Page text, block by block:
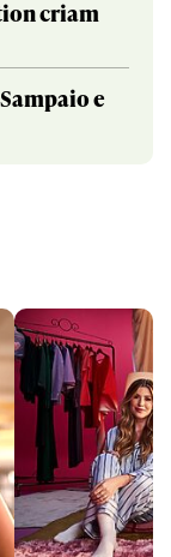
criam
e